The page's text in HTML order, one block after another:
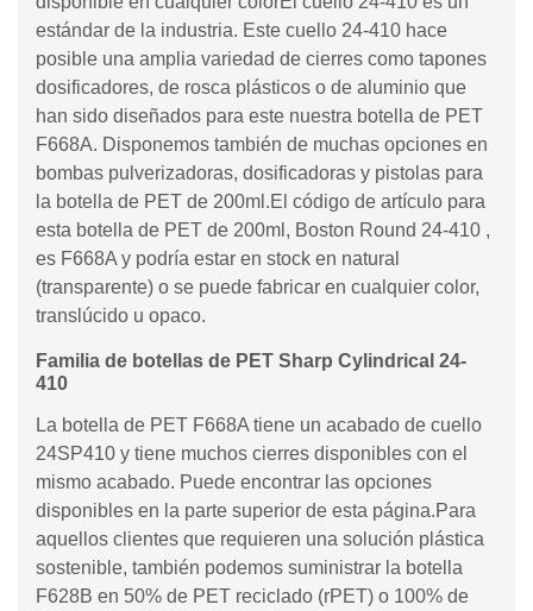
estándar de la industria. Este cuello 24-410 hace
posible una amplia variedad de cierres como tapones
dosificadores, de rosca plásticos o de aluminio que
han sido diseñados para este nuestra botella de PET
F668A. Disponemos también de muchas opciones en
bombas pulverizadoras, dosificadoras y pistolas para
la botella de PET de 200ml.El código de artículo para
esta botella de PET de 200ml, Boston Round 24-410 ,
es F668A y podría estar en stock en natural
(transparente) o se puede fabricar en cualquier color,
translúcido u opaco.
Familia de botellas de PET Sharp Cylindrical 24-
410
La botella de PET F668A tiene un acabado de cuello
24SP410 y tiene muchos cierres disponibles con el
mismo acabado. Puede encontrar las opciones
disponibles en la parte superior de esta página.Para
aquellos clientes que requieren una solución plástica
sostenible, también podemos suministrar la botella
F628B en 50% de PET reciclado (rPET) o 100% de